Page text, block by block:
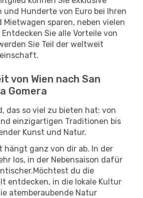
Hunderte von Euro bei Ihren
Mietwagen sparen, neben vielen
Sie alle Vorteile von
Sie Teil der weltweit
von Wien nach San
Gomera
das so viel zu bieten hat: von
einzigartigen Traditionen bis
Kunst und Natur.
hängt ganz von dir ab. In der
los, in der Nebensaison dafür
du die
entdecken, in die lokale Kultur
atemberaubende Natur